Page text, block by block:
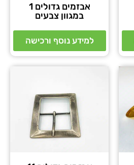
אבזמים גדולים 1
במגוון צבעים
למידע נוסף ורכישה